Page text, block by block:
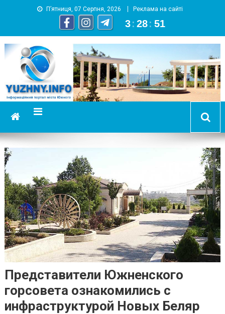
П’ятниця, 07 Серпня, 2026 Реклама на сайті
3 : 28 : 52
YUZHNY.INFO
информационный портал города Южный
Представители Южненского
горсовета ознакомились с
инфраструктурой Новых Беляр